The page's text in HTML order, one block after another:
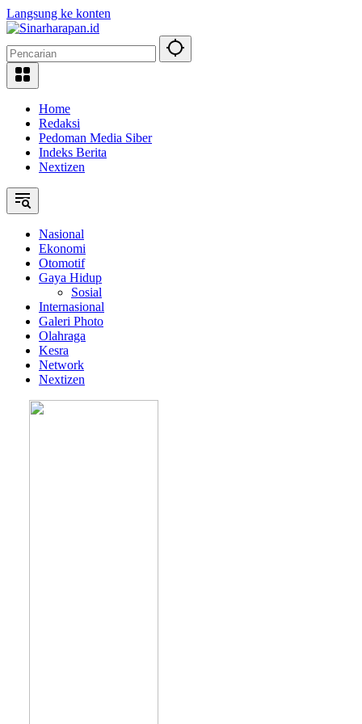
Langsung ke konten
Home
Redaksi
Pedoman Media Siber
Indeks Berita
Nextizen
Nasional
Ekonomi
Otomotif
Gaya Hidup
Sosial
Internasional
Galeri Photo
Olahraga
Kesra
Network
Nextizen